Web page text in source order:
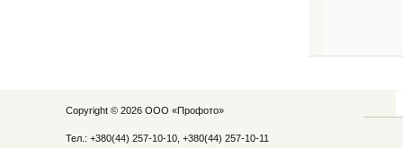
Copyright © 2026 ООО «Профото»
Тел.: +380(44) 257-10-10, +380(44) 257-10-11